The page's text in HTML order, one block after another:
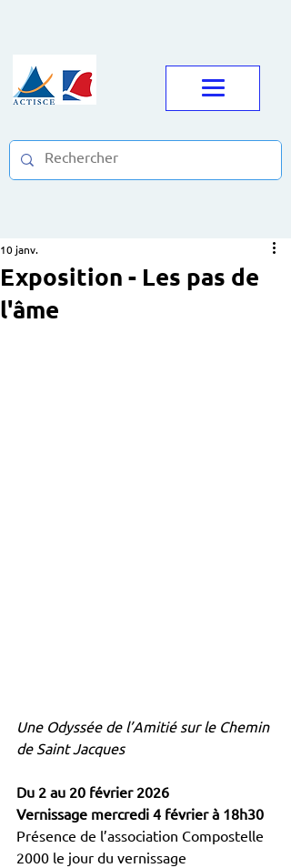
Exposition - Les pas de
l'âme
10 janv.
Une Odyssée de l’Amitié sur le Chemin
de Saint Jacques
Du 2 au 20 février 2026
Vernissage mercredi 4 février à 18h30
Présence de l’association Compostelle
2000 le jour du vernissage